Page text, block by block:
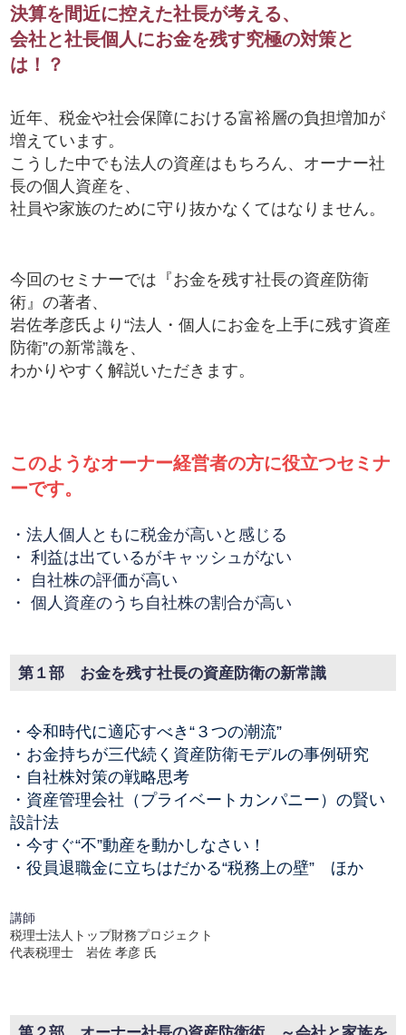
決算を間近に控えた社長が考える、
会社と社長個人にお金を残す究極の対策と
は！？
近年、税金や社会保障における富裕層の負担増加が
増えています。
こうした中でも法人の資産はもちろん、オーナー社
長の個人資産を、
社員や家族のために守り抜かなくてはなりません。
今回のセミナーでは『お金を残す社長の資産防衛
術』の著者、
岩佐孝彦氏より“法人・個人にお金を上手に残す資産
防衛”の新常識を、
わかりやすく解説いただきます。
このようなオーナー経営者の方に役立つセミナ
ーです。
・法人個人ともに税金が高いと感じる
・ 利益は出ているがキャッシュがない
・ 自社株の評価が高い
・ 個人資産のうち自社株の割合が高い
第１部 お金を残す社長の資産防衛の新常識
・令和時代に適応すべき“３つの潮流”
・お金持ちが三代続く資産防衛モデルの事例研究
・自社株対策の戦略思考
・資産管理会社（プライベートカンパニー）の賢い
設計法
・今すぐ“不”動産を動かしなさい！
・役員退職金に立ちはだかる“税務上の壁” ほか
講師
税理士法人トップ財務プロジェクト
代表税理士 岩佐 孝彦 氏